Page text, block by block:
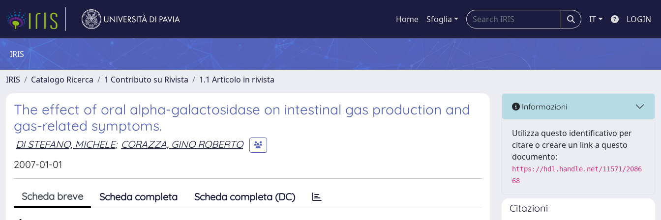
Home Sfoglia IT LOGIN
IRIS
IRIS Catalogo Ricerca 1 Contributo su Rivista 1.1 Articolo in rivista
The effect of oral alpha-galactosidase on intestinal gas production and
gas-related symptoms.
DI STEFANO, MICHELE; CORAZZA, GINO ROBERTO
2007-01-01
Scheda breve Scheda completa Scheda completa (DC)
Informazioni
Utilizza questo identificativo per
citare o creare un link a questo
documento:
https://hdl.handle.net/11571/2086
68
Citazioni